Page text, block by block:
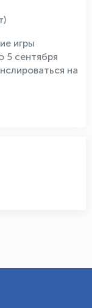
игры
5 сентября
на